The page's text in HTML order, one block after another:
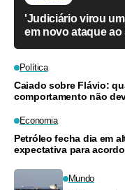
'Judiciário virou
em novo ataque ao
Política
Caiado sobre Flávio:
comportamento não
Economia
Petróleo fecha dia em
expectativa para
Mundo